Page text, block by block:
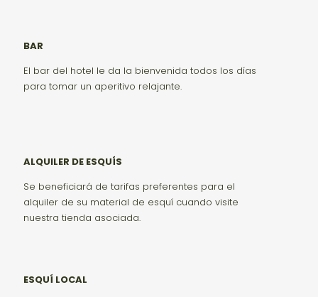
BAR
El bar del hotel le da la bienvenida todos los días
para tomar un aperitivo relajante.
ALQUILER DE ESQUÍS
Se beneficiará de tarifas preferentes para el
alquiler de su material de esquí cuando visite
nuestra tienda asociada.
ESQUÍ LOCAL